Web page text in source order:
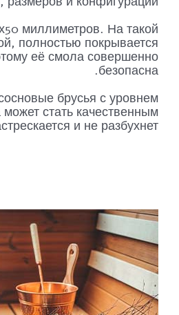
миллиметров. На такой
полностью покрывается
её смола совершенно
безопасна.
брусья с уровнем
стать качественным
и не разбухнет.